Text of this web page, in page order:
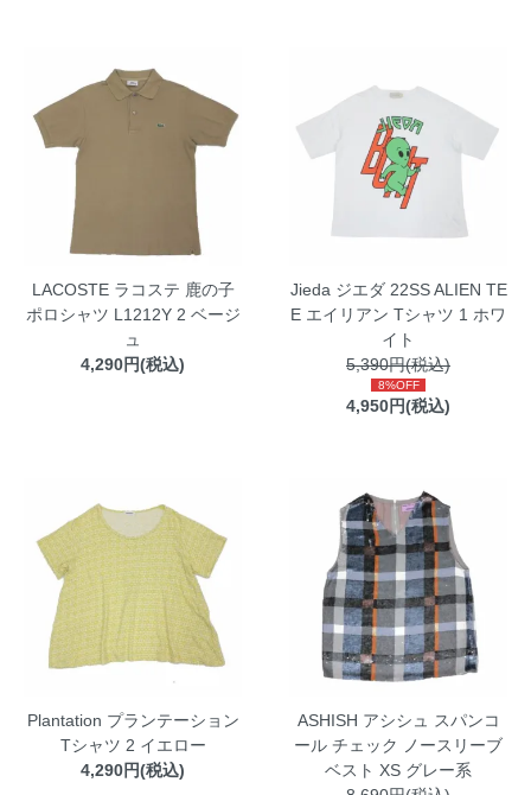
LACOSTE ラコステ 鹿の子
ポロシャツ L1212Y 2 ベージ
ュ
4,290円(税込)
Jieda ジエダ 22SS ALIEN TE
E エイリアン Tシャツ 1 ホワ
イト
5,390円(税込)
8%OFF
4,950円(税込)
Plantation プランテーション
Tシャツ 2 イエロー
4,290円(税込)
ASHISH アシシュ スパンコ
ール チェック ノースリーブ
ベスト XS グレー系